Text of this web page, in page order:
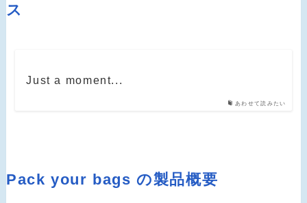
ス
あわせて読みたい
Just a moment...
Pack your bags の製品概要